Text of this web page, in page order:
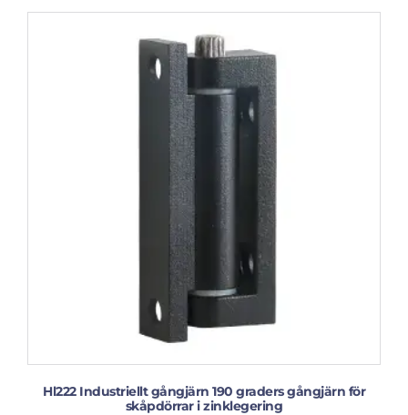
Hl222 Industriellt gångjärn 190 graders gångjärn för
skåpdörrar i zinklegering